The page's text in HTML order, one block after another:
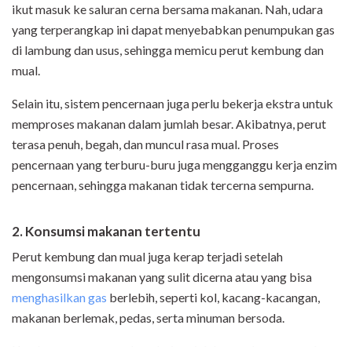
ikut masuk ke saluran cerna bersama makanan. Nah, udara
yang terperangkap ini dapat menyebabkan penumpukan gas
di lambung dan usus, sehingga memicu perut kembung dan
mual.
Selain itu, sistem pencernaan juga perlu bekerja ekstra untuk
memproses makanan dalam jumlah besar. Akibatnya, perut
terasa penuh, begah, dan muncul rasa mual. Proses
pencernaan yang terburu-buru juga mengganggu kerja enzim
pencernaan, sehingga makanan tidak tercerna sempurna.
2. Konsumsi makanan tertentu
Perut kembung dan mual juga kerap terjadi setelah
mengonsumsi makanan yang sulit dicerna atau yang bisa
menghasilkan gas berlebih, seperti kol, kacang-kacangan,
makanan berlemak, pedas, serta minuman bersoda.